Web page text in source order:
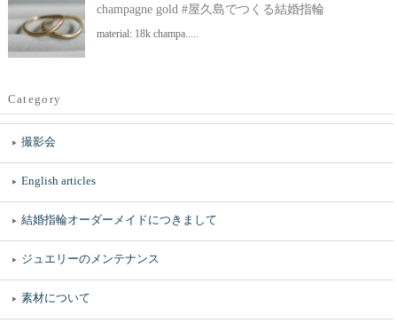
champagne gold #屋久島でつくる結婚指輪
material: 18k champa.....
Category
撮影会
English articles
結婚指輪オーダーメイドにつきまして
ジュエリーのメンテナンス
素材について